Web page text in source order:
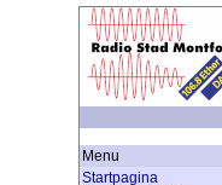
Menu
Startpagina